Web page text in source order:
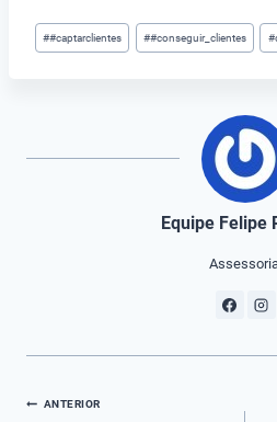
Tags
do
##captarclientes ##conseguir_clientes #
Equipe Felipe
Navegação
ANTERIOR